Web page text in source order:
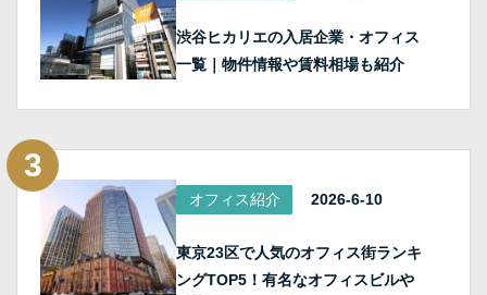
渋谷ヒカリエの入居企業・オフィス
一覧｜物件情報や賃料相場も紹介
オフィス紹介 2026-6-10
東京23区で人気のオフィス街ランキ
ングTOP5！有名なオフィスビルや